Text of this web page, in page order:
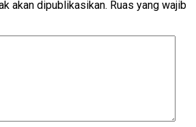
akan dipublikasikan. Ruas yang wajib